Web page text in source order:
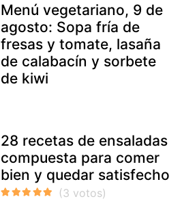
Menú vegetariano, 9 de
agosto: Sopa fría de
fresas y tomate, lasaña
de calabacín y sorbete
de kiwi
28 recetas de ensaladas
compuesta para comer
bien y quedar satisfecho